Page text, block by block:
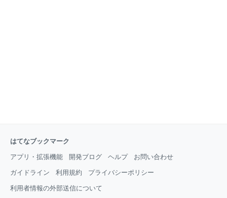
はてなブックマーク
アプリ・拡張機能 開発ブログ ヘルプ お問い合わせ
ガイドライン 利用規約 プライバシーポリシー
利用者情報の外部送信について